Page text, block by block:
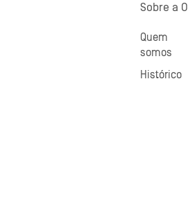
Sobre a OI
Quem
somos
Histórico